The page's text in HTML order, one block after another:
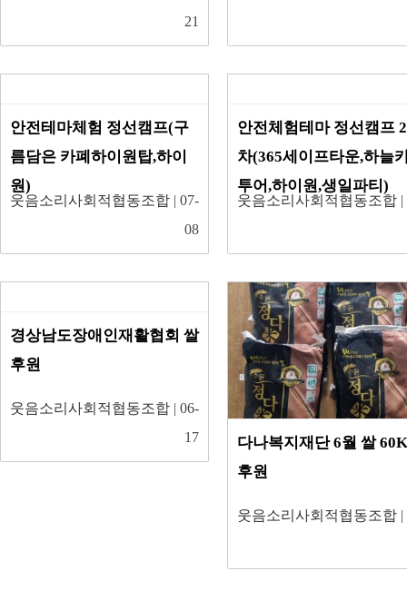
21
안전테마체험 정선캠프(구
름담은 카폐하이원탑,하이
원)
웃음소리사회적협동조합 | 07-
08
안전체험테마 정선캠프
차(365세이프타운,하늘
투어,하이원,생일파티)
웃음소리사회적협동조합
경상남도장애인재활협회 쌀
후원
웃음소리사회적협동조합 | 06-
17
다나복지재단 6월 쌀
후원
웃음소리사회적협동조합